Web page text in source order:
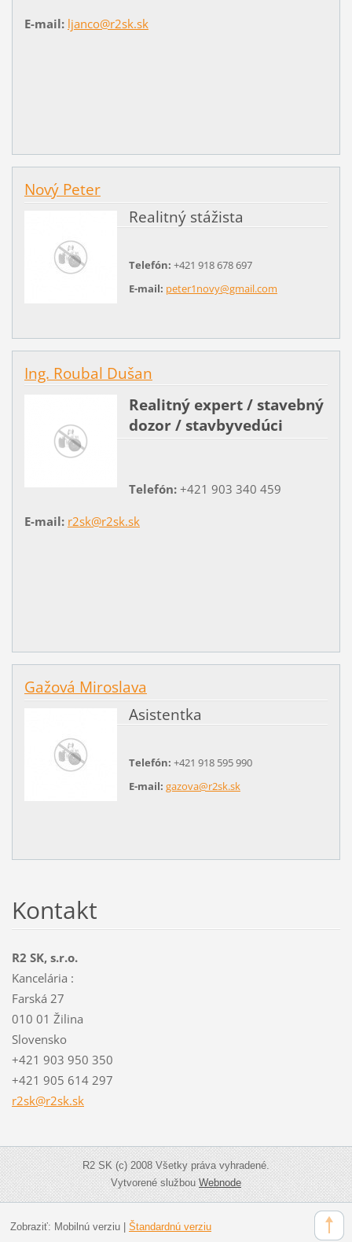
E-mail: ljanco@r2sk.sk
Nový Peter
Realitný stážista
Telefón: +421 918 678 697
E-mail: peter1novy@gmail.com
Ing. Roubal Dušan
Realitný expert / stavebný
dozor / stavbyvedúci
Telefón:+421 903 340 459
E-mail: r2sk@r2sk.sk
Gažová Miroslava
Asistentka
Telefón: +421 918 595 990
E-mail: gazova@r2sk.sk
Kontakt
R2 SK, s.r.o.
Kancelária :
Farská 27
010 01 Žilina
Slovensko
+421 903 950 350
+421 905 614 297
r2sk@r2sk.sk
R2 SK (c) 2008 Všetky práva vyhradené.
Vytvorené službouWebnode
Zobraziť: Mobilnú verziu| Štandardnú verziu